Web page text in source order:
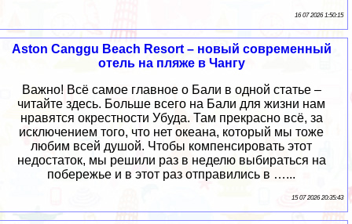
16 07 2026 1:50:15
Aston Canggu Beach Resort – новый современный
отель на пляже в Чангу
Важно! Всё самое главное о Бали в одной статье –
читайте здесь. Больше всего на Бали для жизни нам
нравятся окрестности Убуда. Там прекрасно всё, за
исключением того, что нет океана, который мы тоже
любим всей душой. Чтобы компенсировать этот
недостаток, мы решили раз в неделю выбираться на
побережье и в этот раз отправились в …...
15 07 2026 20:35:43